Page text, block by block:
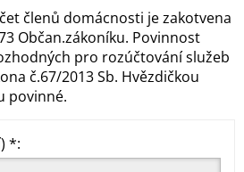
členů domácnosti je zakotvena
Občan.zákoníku. Povinnost
pro rozúčtování služeb
č.67/2013 Sb. Hvězdičkou
povinné.
*: